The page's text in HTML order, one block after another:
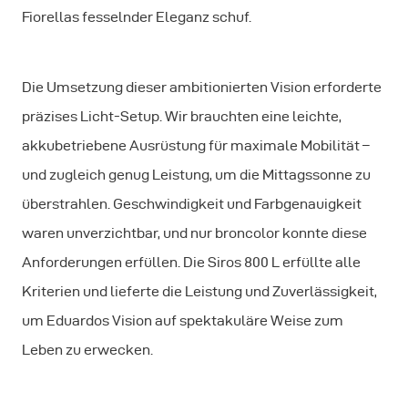
Fiorellas fesselnder Eleganz schuf.
Die Umsetzung dieser ambitionierten Vision erforderte
präzises Licht-Setup. Wir brauchten eine leichte,
akkubetriebene Ausrüstung für maximale Mobilität –
und zugleich genug Leistung, um die Mittagssonne zu
überstrahlen. Geschwindigkeit und Farbgenauigkeit
waren unverzichtbar, und nur broncolor konnte diese
Anforderungen erfüllen. Die Siros 800 L erfüllte alle
Kriterien und lieferte die Leistung und Zuverlässigkeit,
um Eduardos Vision auf spektakuläre Weise zum
Leben zu erwecken.